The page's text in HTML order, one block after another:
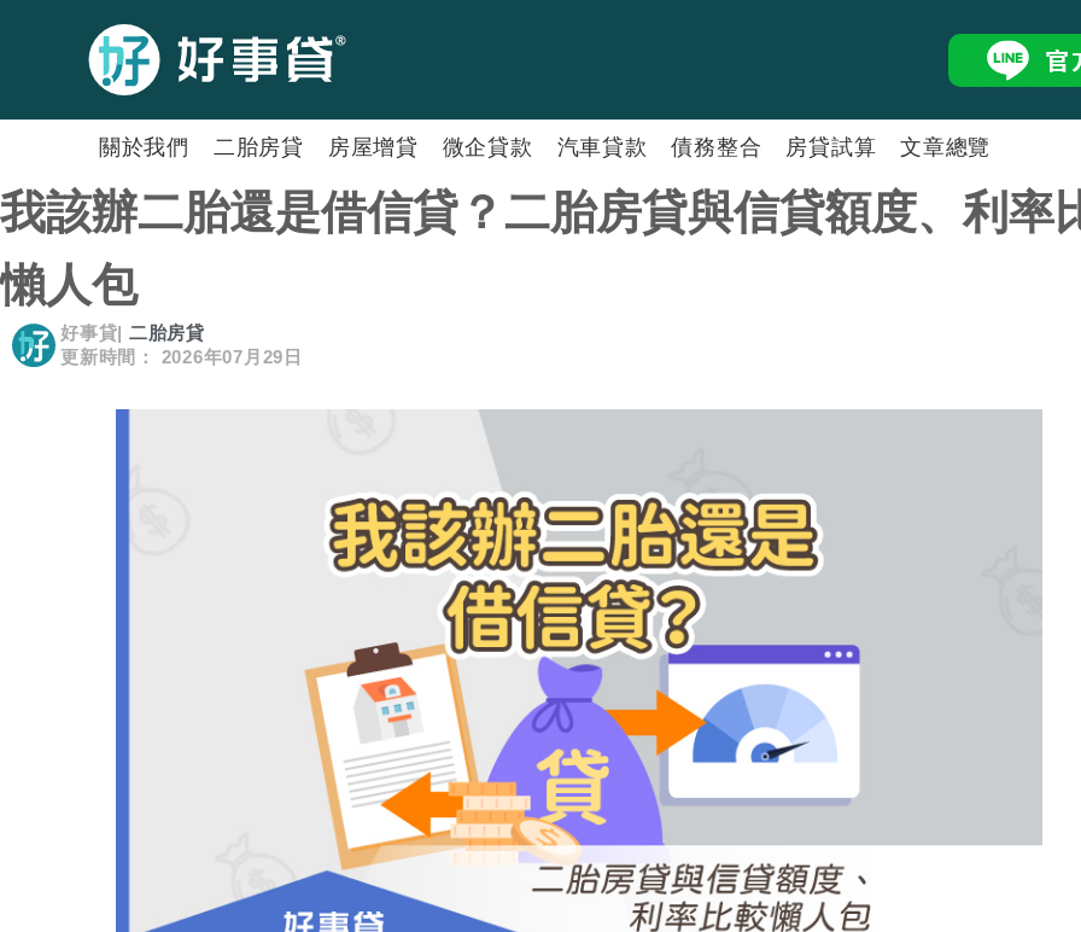
關於我們
關於我們
值得信賴的貸款好朋友
張佩甄
廖倩汶
二胎房貸
二胎房貸
房屋就是靈活現金流
房屋抵押貸款是什麼？抵押房
二胎房貸可以增貸、轉貸嗎？
資金
房屋增貸
房屋增貸
漲價變現的資產放大術
理財型房貸是什麼？2026理財
房貸成數不足毀約怎麼辦？5招
微企貸款
微企貸款
獨資商號的資金好幫手
微型企業貸款不容易？帶你認
款！
汽車貸款
汽車貸款
不只代步 更貸夢想起步
貸！
原車融資是什麼？優缺點、額
金！
債務整合
債務整合
有效擺脫財務惡性循環
怎麼跟銀行債務協商？還款壓
債務整合要找誰？低利率、高
房貸試算
房貸試算
貸款月付金自己簡單算
文章總覽
文章總覽
最完整知識圖文懶人包
我該辦二胎還是借信貸？二胎房貸與信貸額度、利率
懶人包
好事貸| 二胎房貸
更新時間： 2026年07月29日